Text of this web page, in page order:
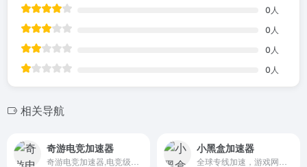
0 人
0 人
0 人
0 人
相关导航
奇游电竞加速器 小黑盒加速器